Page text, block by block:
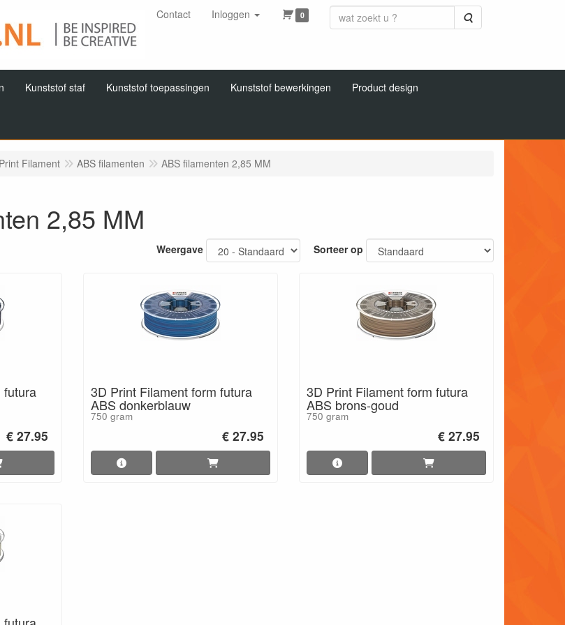
Contact Inloggen 0 Zoeken
Kunststof staf Kunststof toepassingen Kunststof bewerkingen Product design
Filament ABS filamenten ABS filamenten 2,85 MM
2,85 MM
Weergave Sorteer op
futura
€ 27.95
3D Print Filament form futura
ABS donkerblauw
750 gram
€ 27.95
3D Print Filament form futura
ABS brons-goud
750 gram
€ 27.95